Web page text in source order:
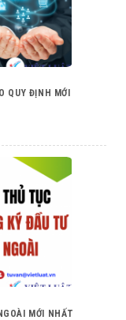
QUY ĐỊNH MỚI
MỚI NHẤT